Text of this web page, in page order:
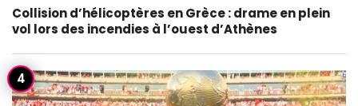
Collision d’hélicoptères en Grèce : drame en plein
vol lors des incendies à l’ouest d’Athènes